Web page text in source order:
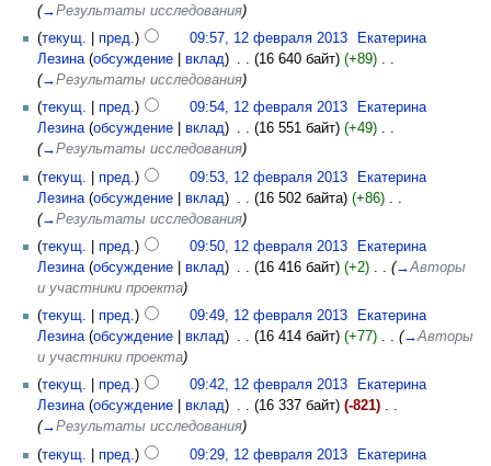
(→Результаты исследования)
(текущ. пред.) 09:57, 12 февраля 2013
Екатерина
Лезина (обсуждение вклад) . . (16 640 байт) (+89)‎ . .
(→Результаты исследования)
(текущ. пред.) 09:54, 12 февраля 2013
Екатерина
Лезина (обсуждение вклад) . . (16 551 байт) (+49)‎ . .
(→Результаты исследования)
(текущ. пред. ) 09:53, 12 февраля 2013
Екатерина
Лезина (обсуждение вклад) (16 502 байта) (+86)‎
(→Результаты исследования)
(текущ. пред.) 09:50, 12 февраля 2013
Екатерина
Лезина (обсуждение вклад) . . (16 416 байт) (+2)‎ . . (→Авторы
и участники проекта)
(текущ. пред.) 09:49, 12 февраля 2013
Екатерина
Лезина (обсуждение вклад) . . (16 414 байт) (+77)‎ . . (→Авторы
и участники проекта)
(текущ. пред.) 09:42, 12 февраля 2013
Екатерина
Лезина (обсуждение вклад) . . (16 337 байт) (-821)‎ . .
(→Результаты исследования)
(текущ. пред. ) 09:29, 12 февраля 2013
Екатерина